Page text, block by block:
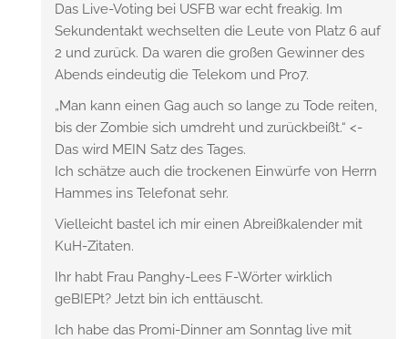
Das Live-Voting bei USFB war echt freakig. Im
Sekundentakt wechselten die Leute von Platz 6 auf
2 und zurück. Da waren die großen Gewinner des
Abends eindeutig die Telekom und Pro7.
„Man kann einen Gag auch so lange zu Tode reiten,
bis der Zombie sich umdreht und zurückbeißt.“ <-
Das wird MEIN Satz des Tages.
Ich schätze auch die trockenen Einwürfe von Herrn
Hammes ins Telefonat sehr.
Vielleicht bastel ich mir einen Abreißkalender mit
KuH-Zitaten.
Ihr habt Frau Panghy-Lees F-Wörter wirklich
geBIEPt? Jetzt bin ich enttäuscht.
Ich habe das Promi-Dinner am Sonntag live mit